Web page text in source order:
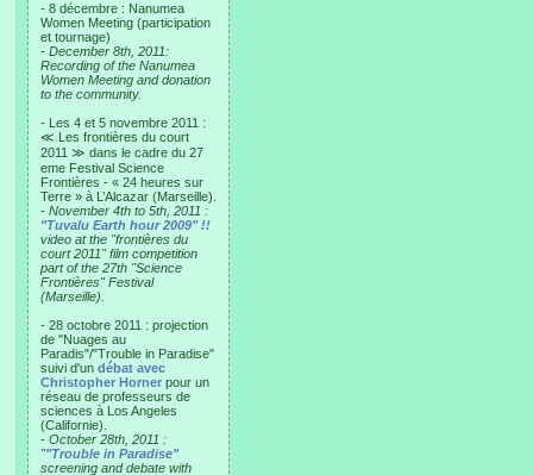
- 8 décembre : Nanumea
Women Meeting (participation
et tournage)
- December 8th, 2011:
Recording of the Nanumea
Women Meeting and donation
to the community.
- Les 4 et 5 novembre 2011 :
≪ Les frontières du court
2011 ≫ dans le cadre du 27
eme Festival Science
Frontières - « 24 heures sur
Terre » à L’Alcazar (Marseille).
- November 4th to 5th, 2011 :
"Tuvalu Earth hour 2009" !!
video at the "frontières du
court 2011" film competition
part of the 27th "Science
Frontières" Festival
(Marseille).
- 28 octobre 2011 : projection
de "Nuages au
Paradis"/"Trouble in Paradise"
suivi d'un débat avec
Christopher Horner pour un
réseau de professeurs de
sciences à Los Angeles
(Californie).
- October 28th, 2011 :
""Trouble in Paradise"
screening and debate with